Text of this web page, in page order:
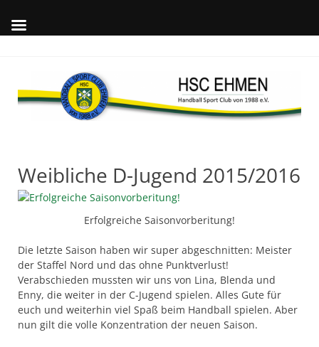
Weibliche D-Jugend 2015/2016
Erfolgreiche Saisonvorberitung!
Die letzte Saison haben wir super abgeschnitten: Meister
der Staffel Nord und das ohne Punktverlust!
Verabschieden mussten wir uns von Lina, Blenda und
Enny, die weiter in der C-Jugend spielen. Alles Gute für
euch und weiterhin viel Spaß beim Handball spielen. Aber
nun gilt die volle Konzentration der neuen Saison.